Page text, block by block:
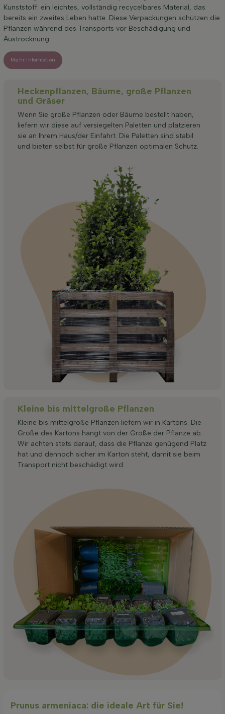
Kunststoff: ein leichtes, vollständig recycelbares Material, das
bereits ein zweites Leben hatte. Diese Verpackungen schützen die
Pflanzen während des Transports vor Beschädigung und
Austrocknung.
Mehr information
Heckenpflanzen, Bäume, große Pflanzen
und Gräser
Wenn Sie große Pflanzen oder Bäume bestellt haben,
liefern wir diese auf versiegelten Paletten und platzieren
sie an Ihrem Haus/der Einfahrt. Die Paletten sind stabil
und bieten selbst für große Pflanzen optimalen Schutz.
Kleine bis mittelgroße Pflanzen
Kleine bis mittelgroße Pflanzen liefern wir in Kartons. Die
Größe des Kartons hängt von der Größe der Pflanze ab.
Wir achten stets darauf, dass die Pflanze genügend Platz
hat und dennoch sicher im Karton steht, damit sie beim
Transport nicht beschädigt wird.
Prunus armeniaca: die ideale Art für Sie!